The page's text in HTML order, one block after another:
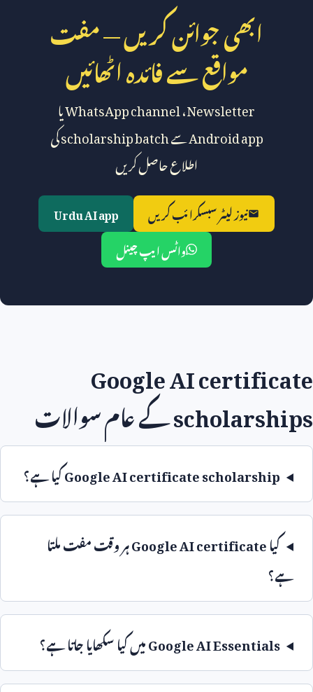
ابھی جوائن کریں — مفت
مواقع سے فائدہ اٹھائیں
Newsletter،WhatsApp channelیا
Android appسےscholarship batchکی
اطلاع حاصل کریں
نیوز لیٹر سبسکرائب کریں
Urdu AI app
واٹس ایپ چینل
Google AI certificate
scholarshipsکے عام سوالات
Google AI certificate scholarshipکیا ہے؟
کیاGoogle AI certificateہر وقت مفت ملتا
ہے؟
Google AI Essentialsمیں کیا سکھایا جاتا ہے؟